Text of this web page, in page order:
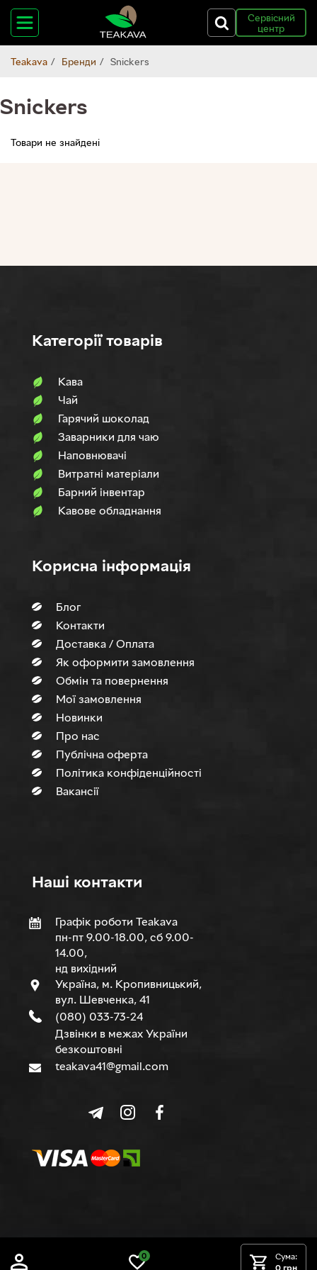
Сервісний
центр
0
Сума:
0 грн
Teakava Бренди Snickers
Snickers
Товари не знайдені
Категорії товарів
Кава
Чай
Гарячий шоколад
Заварники для чаю
Наповнювачi
Витратні матеріали
Барний інвентар
Кавове обладнання
Корисна інформація
Блог
Контакти
Доставка / Оплата
Як оформити замовлення
Обмін та повернення
Мої замовлення
Новинки
Про нас
Публічна оферта
Політика конфіденційності
Вакансії
Нашi контакти
Графік роботи Teakava
пн-пт 9.00-18.00, сб 9.00-
14.00,
нд вихідний
Україна, м. Кропивницький,
вул. Шевченка, 41
(080) 033-73-24
Дзвінки в межах України
безкоштовні
teakava41@gmail.com
© TEAKAVA, 2015-2026 р.